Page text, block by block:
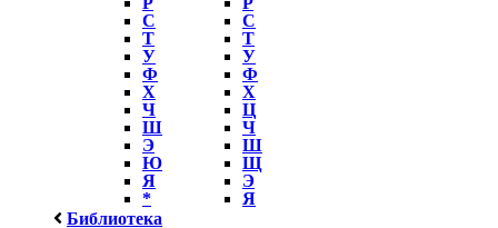
С
Т
У
Ф
Х
Ч
Ш
Э
Ю
Я
*
С
Т
У
Ф
Х
Ц
Ч
Ш
Щ
Э
Я
Библиотека